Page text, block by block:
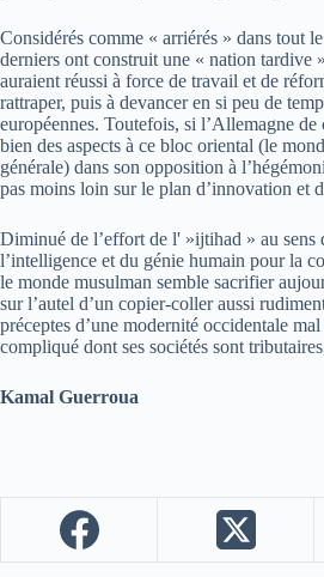
Considérés comme « arriérés » dans tout
derniers ont construit une « nation tardive
auraient réussi à force de travail et de
rattraper, puis à devancer en si peu de
européennes. Toutefois, si l’Allemagne de
bien des aspects à ce bloc oriental (le
générale) dans son opposition à
pas moins loin sur le plan d’innovation et
Diminué de l’effort de l' »ijtihad » au sens
l’intelligence et du génie humain pour la
le monde musulman semble sacrifier
sur l’autel d’un copier-coller aussi
préceptes d’une modernité occidentale
compliqué dont ses sociétés sont
Kamal Guerroua